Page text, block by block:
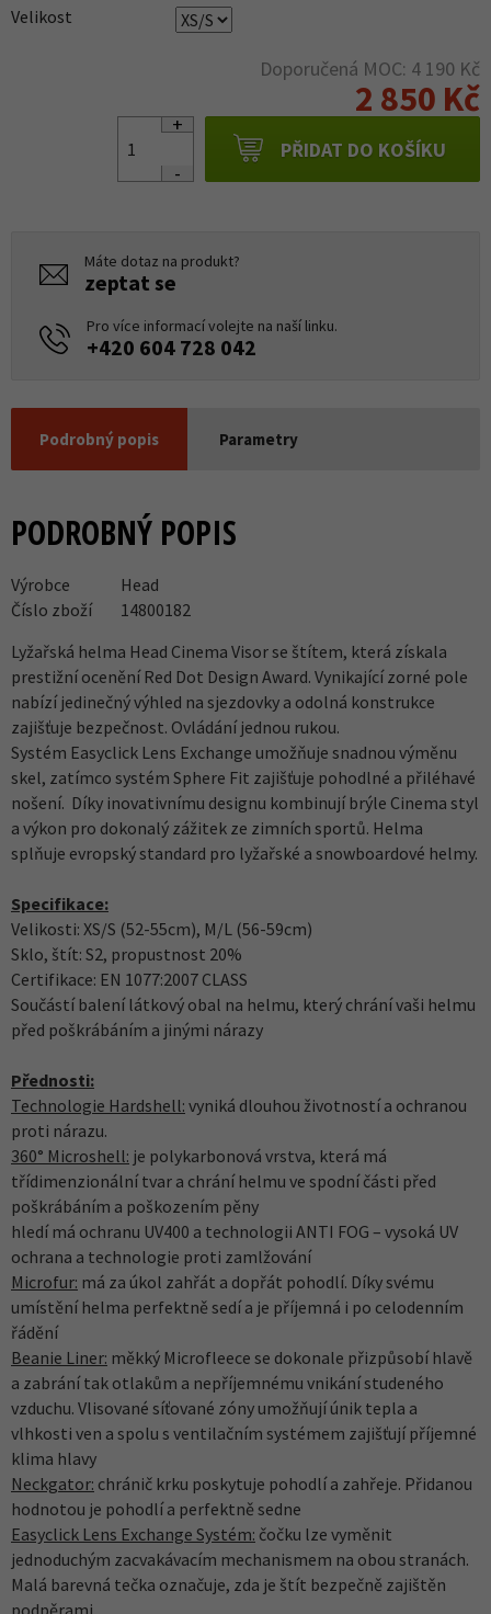
Velikost
Doporučená MOC: 4 190 Kč
2 850 Kč
PŘIDAT DO KOŠÍKU
Máte dotaz na produkt?
zeptat se
Pro více informací volejte na naší linku.
+420 604 728 042
Podrobný popis Parametry
PODROBNÝ POPIS
Výrobce
Head
Číslo zboží
14800182
Lyžařská helma Head Cinema Visor se štítem, která získala
prestižní ocenění Red Dot Design Award. Vynikající zorné pole
nabízí jedinečný výhled na sjezdovky a odolná konstrukce
zajišťuje bezpečnost. Ovládání jednou rukou.
Systém Easyclick Lens Exchange umožňuje snadnou výměnu
skel, zatímco systém Sphere Fit zajišťuje pohodlné a přiléhavé
nošení. Díky inovativnímu designu kombinují brýle Cinema styl
a výkon pro dokonalý zážitek ze zimních sportů. Helma
splňuje evropský standard pro lyžařské a snowboardové helmy.
Specifikace:
Velikosti: XS/S (52-55cm), M/L (56-59cm)
Sklo, štít: S2, propustnost 20%
Certifikace: EN 1077:2007 CLASS
Součástí balení látkový obal na helmu, který chrání vaši helmu
před poškrábáním a jinými nárazy
Přednosti:
Technologie Hardshell: vyniká dlouhou životností a ochranou
proti nárazu.
360° Microshell: je polykarbonová vrstva, která má
třídimenzionální tvar a chrání helmu ve spodní části před
poškrábáním a poškozením pěny
hledí má ochranu UV400 a technologii ANTI FOG – vysoká UV
ochrana a technologie proti zamlžování
Microfur: má za úkol zahřát a dopřát pohodlí. Díky svému
umístění helma perfektně sedí a je příjemná i po celodenním
řádění
Beanie Liner: měkký Microfleece se dokonale přizpůsobí hlavě
a zabrání tak otlakům a nepříjemnému vnikání studeného
vzduchu. Vlisované síťované zóny umožňují únik tepla a
vlhkosti ven a spolu s ventilačním systémem zajišťují příjemné
klima hlavy
Neckgator: chránič krku poskytuje pohodlí a zahřeje. Přidanou
hodnotou je pohodlí a perfektně sedne
Easyclick Lens Exchange Systém: čočku lze vyměnit
jednoduchým zacvakávacím mechanismem na obou stranách.
Malá barevná tečka označuje, zda je štít bezpečně zajištěn
podpěrami,